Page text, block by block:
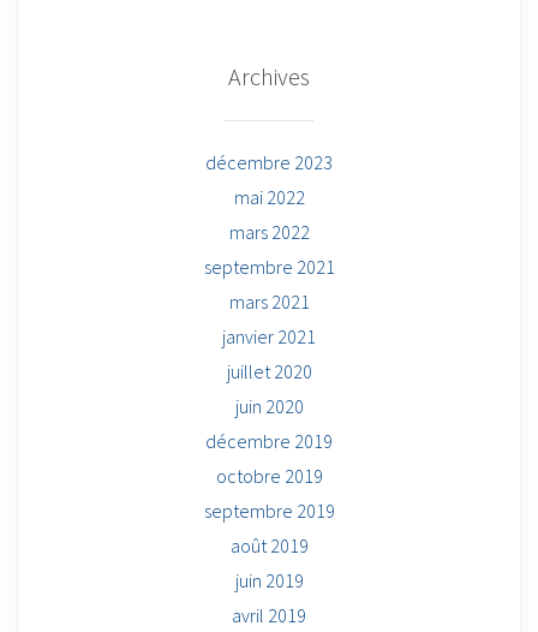
Archives
décembre 2023
mai 2022
mars 2022
septembre 2021
mars 2021
janvier 2021
juillet 2020
juin 2020
décembre 2019
octobre 2019
septembre 2019
août 2019
juin 2019
avril 2019